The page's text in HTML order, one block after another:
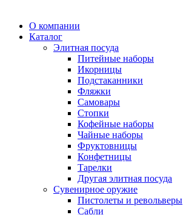
О компании
Каталог
Элитная посуда
Питейные наборы
Икорницы
Подстаканники
Фляжки
Самовары
Стопки
Кофейные наборы
Чайные наборы
Фруктовницы
Конфетницы
Тарелки
Другая элитная посуда
Сувенирное оружие
Пистолеты и револьверы
Сабли